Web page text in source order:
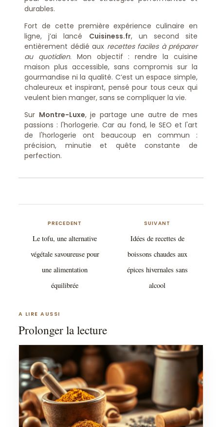
durables.
Fort de cette première expérience culinaire en
ligne, j’ai lancé Cuisiness.fr, un second site
entièrement dédié aux recettes faciles à préparer
au quotidien. Mon objectif : rendre la cuisine
maison plus accessible, sans compromis sur la
gourmandise ni la qualité. C’est un espace simple,
chaleureux et inspirant, pensé pour tous ceux qui
veulent bien manger, sans se compliquer la vie.
Sur Montre-Luxe, je partage une autre de mes
passions : l'horlogerie. Car au fond, le SEO et l'art
de l'horlogerie ont beaucoup en commun :
précision, minutie et quête constante de
perfection.
PRECEDENT
Le tofu, une alternative
végétale savoureuse pour
une alimentation
équilibrée
SUIVANT
Idées de recettes de
boissons chaudes aux
épices hivernales sans
alcool
A LIRE AUSSI
Prolonger la lecture